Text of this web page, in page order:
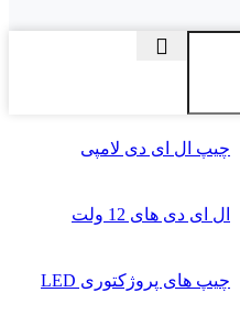
چیپ ال ای دی لامپی
ال ای دی‌ های 12 ولت
چیپ‌ های پروژکتوری LED